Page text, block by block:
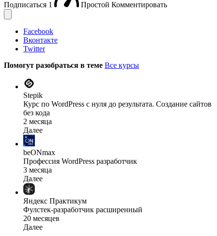
Подписаться 1 Простой Комментировать
Facebook
Вконтакте
Twitter
Помогут разобраться в теме Все курсы
Stepik
Курс по WordPress с нуля до результата. Создание сайтов
без кода
2 месяца
Далее
beONmax
Профессия WordPress разработчик
3 месяца
Далее
Яндекс Практикум
Фулстек-разработчик расширенный
20 месяцев
Далее